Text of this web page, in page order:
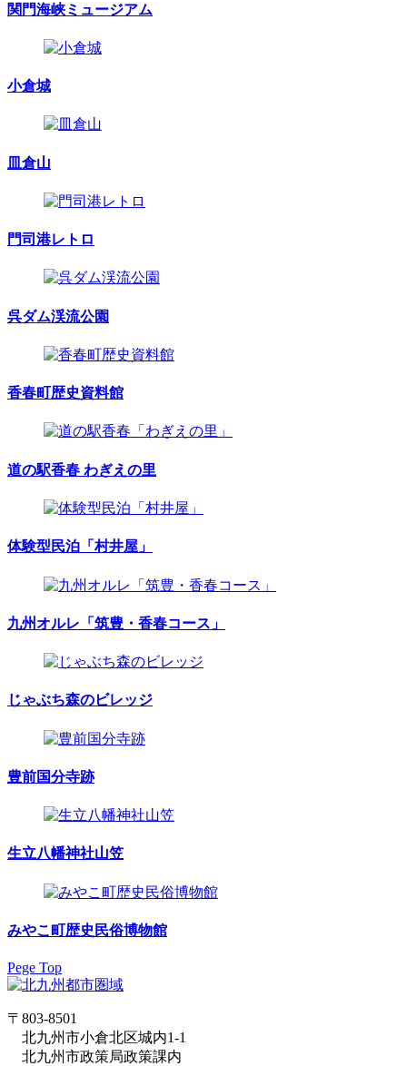
関門海峡ミュージアム
小倉城
皿倉山
門司港レトロ
呉ダム渓流公園
香春町歴史資料館
道の駅香春 わぎえの里
体験型民泊「村井屋」
九州オルレ「筑豊・香春コース」
じゃぶち森のビレッジ
豊前国分寺跡
生立八幡神社山笠
みやこ町歴史民俗博物館
Pege Top
〒803-8501
北九州市小倉北区城内1-1
北九州市政策局政策課内